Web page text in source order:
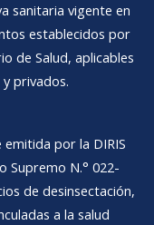
sanitaria vigente en
establecidos por
de Salud, aplicables
privados.
por la DIRIS
Supremo N.° 022-
de desinsectación,
a la salud